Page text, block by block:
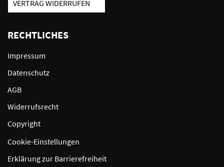
VERTRAG WIDERRUFEN
RECHTLICHES
Impressum
Datenschutz
AGB
Widerrufsrecht
Copyright
Cookie-Einstellungen
Erklärung zur Barrierefreiheit